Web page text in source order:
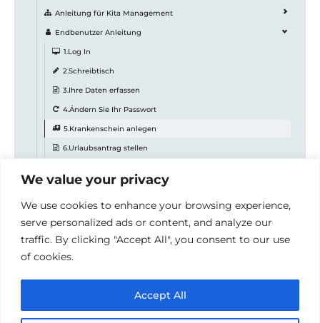
We value your privacy
We use cookies to enhance your browsing experience,
serve personalized ads or content, and analyze our
traffic. By clicking "Accept All", you consent to our use
of cookies.
Accept All
Anleitung für Kita Management
Endbenutzer Anleitung
1.Log In
2.Schreibtisch
3.Ihre Daten erfassen
4.Ändern Sie Ihr Passwort
5.Krankenschein anlegen
6.Urlaubsantrag stellen
8.Inventar verwalten
9.Anwesenheit der Kinder
10.Chat im Unternehmen
Abrechnung der Leistungen in der Kita
© 2026 Handbücher der Redoo Networks GmbH•